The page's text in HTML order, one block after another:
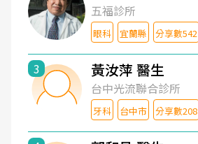
五福診所
眼科 宜蘭縣 分享數542
3 黃汝萍 醫生
台中光流聯合診所
牙科 台中市 分享數208